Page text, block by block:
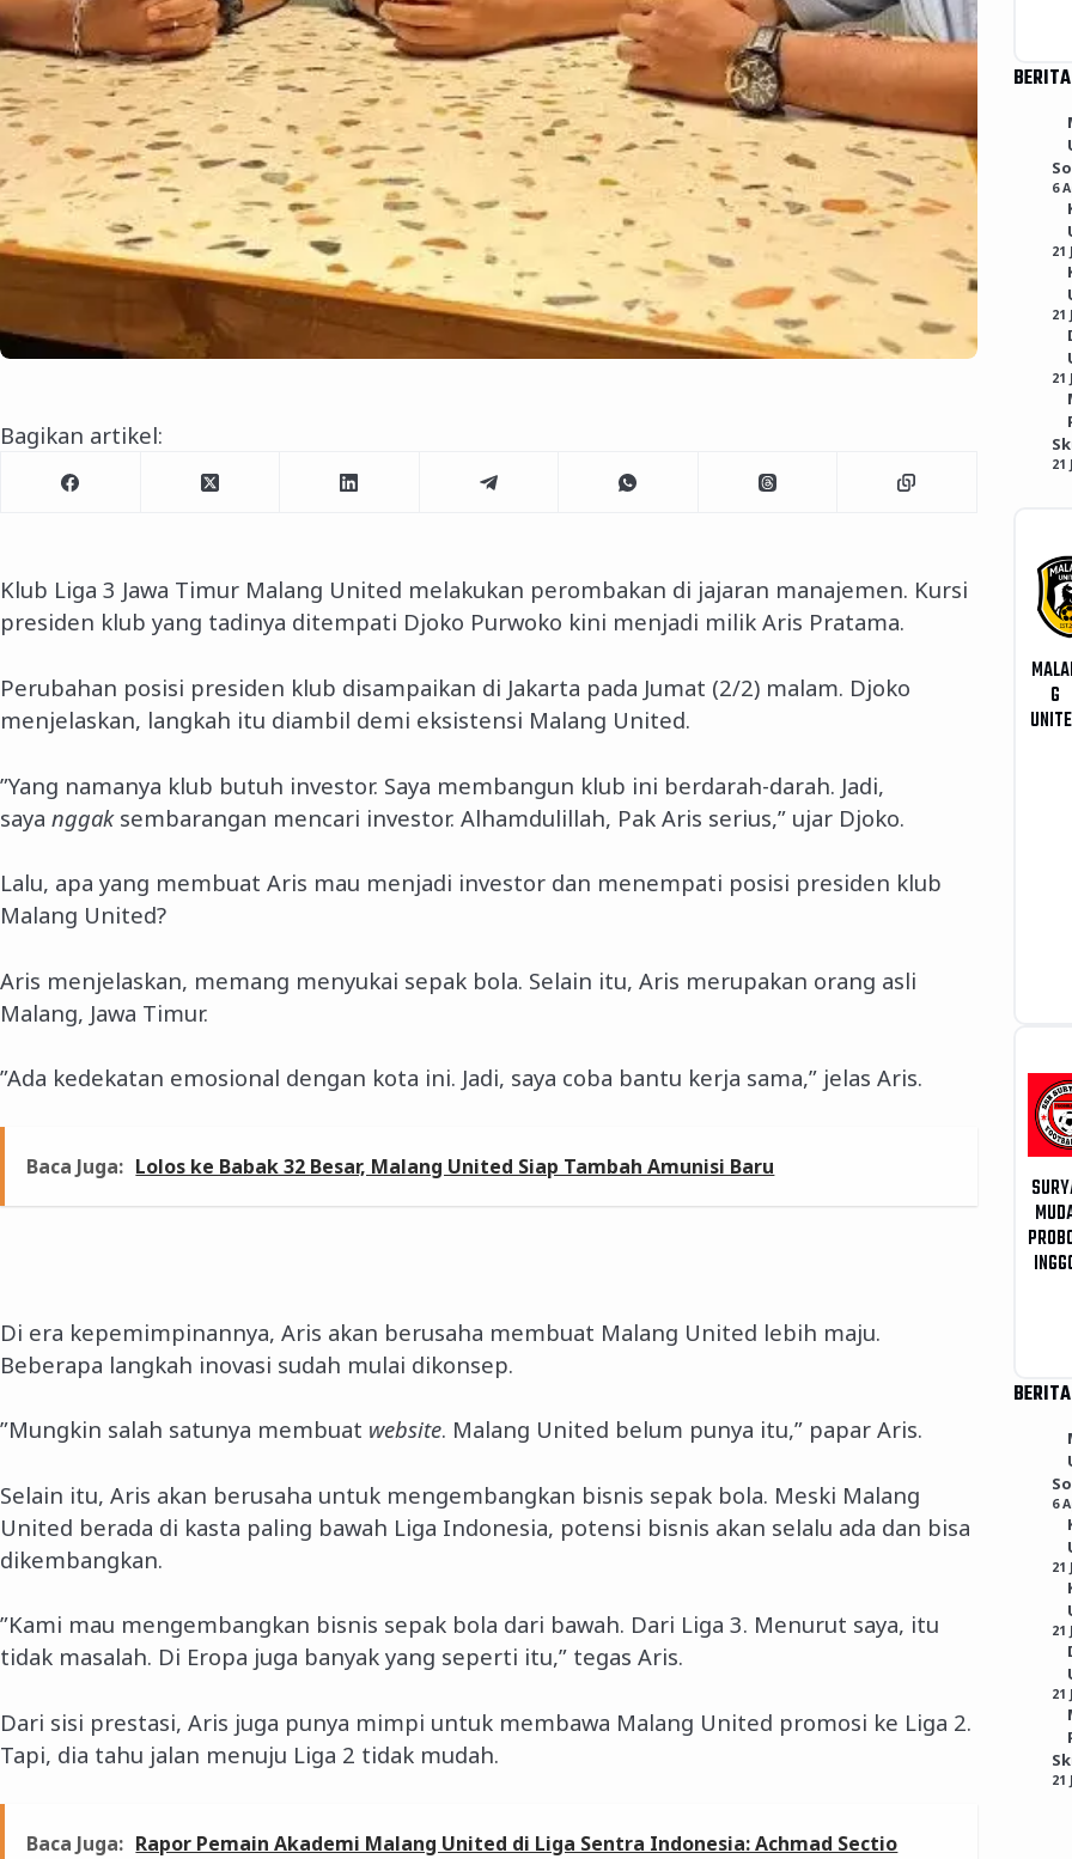
Bagikan artikel:
Klub Liga 3 Jawa Timur Malang United melakukan perombakan di jajaran manajemen. Kursi
presiden klub yang tadinya ditempati Djoko Purwoko kini menjadi milik Aris Pratama.
Perubahan posisi presiden klub disampaikan di Jakarta pada Jumat (2/2) malam. Djoko
menjelaskan, langkah itu diambil demi eksistensi Malang United.
”Yang namanya klub butuh investor. Saya membangun klub ini berdarah-darah. Jadi,
saya nggaksembarangan mencari investor. Alhamdulillah, Pak Aris serius,” ujar Djoko.
Lalu, apa yang membuat Aris mau menjadi investor dan menempati posisi presiden klub
Malang United?
Aris menjelaskan, memang menyukai sepak bola. Selain itu, Aris merupakan orang asli
Malang, Jawa Timur.
”Ada kedekatan emosional dengan kota ini. Jadi, saya coba bantu kerja sama,” jelas Aris.
Baca Juga: Lolos ke Babak 32 Besar, Malang United Siap Tambah Amunisi Baru
Di era kepemimpinannya, Aris akan berusaha membuat Malang United lebih maju.
Beberapa langkah inovasi sudah mulai dikonsep.
”Mungkin salah satunya membuat website. Malang United belum punya itu,” papar Aris.
Selain itu, Aris akan berusaha untuk mengembangkan bisnis sepak bola. Meski Malang
United berada di kasta paling bawah Liga Indonesia, potensi bisnis akan selalu ada dan bisa
dikembangkan.
”Kami mau mengembangkan bisnis sepak bola dari bawah. Dari Liga 3. Menurut saya, itu
tidak masalah. Di Eropa juga banyak yang seperti itu,” tegas Aris.
Dari sisi prestasi, Aris juga punya mimpi untuk membawa Malang United promosi ke Liga 2.
Tapi, dia tahu jalan menuju Liga 2 tidak mudah.
Baca Juga: Rapor Pemain Akademi Malang United di Liga Sentra Indonesia: Achmad Sectio
6
21
21
21
21
G
6
21
21
21
21